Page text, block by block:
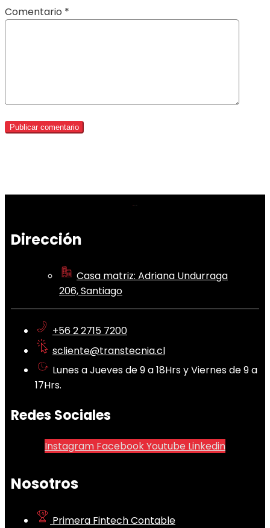
Comentario *
Dirección
Casa matriz: Adriana Undurraga
206, Santiago
+56 2 2715 7200
scliente@transtecnia.cl
Lunes a Jueves de 9 a 18Hrs y Viernes de 9 a
17Hrs.
Redes Sociales
Instagram FacebookYoutube Linkedin
Nosotros
Primera Fintech Contable